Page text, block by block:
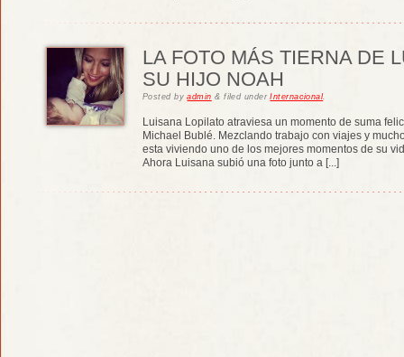
LA FOTO MÁS TIERNA DE
SU HIJO NOAH
Postedbyadmin & filed underInternacional.
Luisana Lopilato atraviesa un momento de suma
Michael Bublé. Mezclando trabajo con viajes y
esta viviendo uno de los mejores momentos de su
Ahora Luisana subió una foto junto a [...]